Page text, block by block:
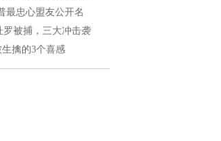
最忠心盟友公开名
罗被捕，三大冲击袭
擒的3个喜感